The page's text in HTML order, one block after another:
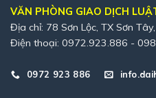
VĂN PHÒNG GIAO DỊCH
Địa chỉ: 78 Sơn Lộc, TX Sơn
Điện thoại: 0972.923.886 -
0972 923 886